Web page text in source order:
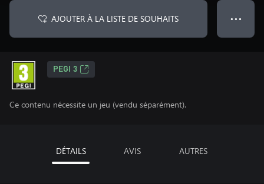
AJOUTER À LA LISTE DE SOUHAITS ● ● ●
PEGI 3
Ce contenu nécessite un jeu (vendu séparément).
DÉTAILS AVIS AUTRES